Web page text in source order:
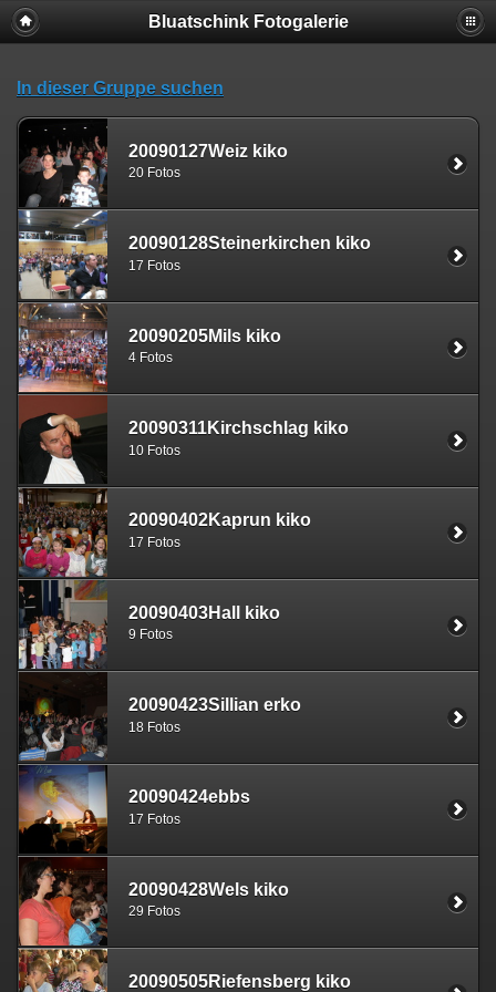
Bluatschink Fotogalerie
In dieser Gruppe suchen
20090127Weiz kiko
20 Fotos
20090128Steinerkirchen kiko
17 Fotos
20090205Mils kiko
4 Fotos
20090311Kirchschlag kiko
10 Fotos
20090402Kaprun kiko
17 Fotos
20090403Hall kiko
9 Fotos
20090423Sillian erko
18 Fotos
20090424ebbs
17 Fotos
20090428Wels kiko
29 Fotos
20090505Riefensberg kiko